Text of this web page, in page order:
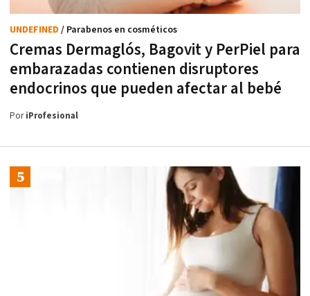
Cremas Dermaglós, Bagovit y PerPiel para
embarazadas contienen disruptores
endocrinos que pueden afectar al bebé
UNDEFINED / Parabenos en cosméticos
PoriProfesional